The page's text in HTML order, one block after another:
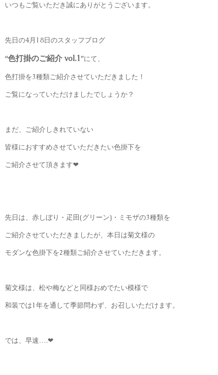
いつもご覧いただき誠にありがとうございます。
先日の4月18日のスタッフブログ
“色打掛のご紹介 vol.1”にて、
色打掛を3種類ご紹介させていただきました！
ご覧になっていただけましたでしょうか？
まだ、ご紹介しきれていない
皆様におすすめさせていただきたい色掛下を
ご紹介させて頂きます❤︎
先日は、赤しぼり・疋田(グリーン)・ミモザの3種類を
ご紹介させていただきましたが、本日は菊文様の
モダンな色掛下を2種類ご紹介させていただきます。
菊文様は、松や梅などと同様おめでたい模様で
和装では1年を通して季節問わず、お召しいただけます。
では、早速….❤︎